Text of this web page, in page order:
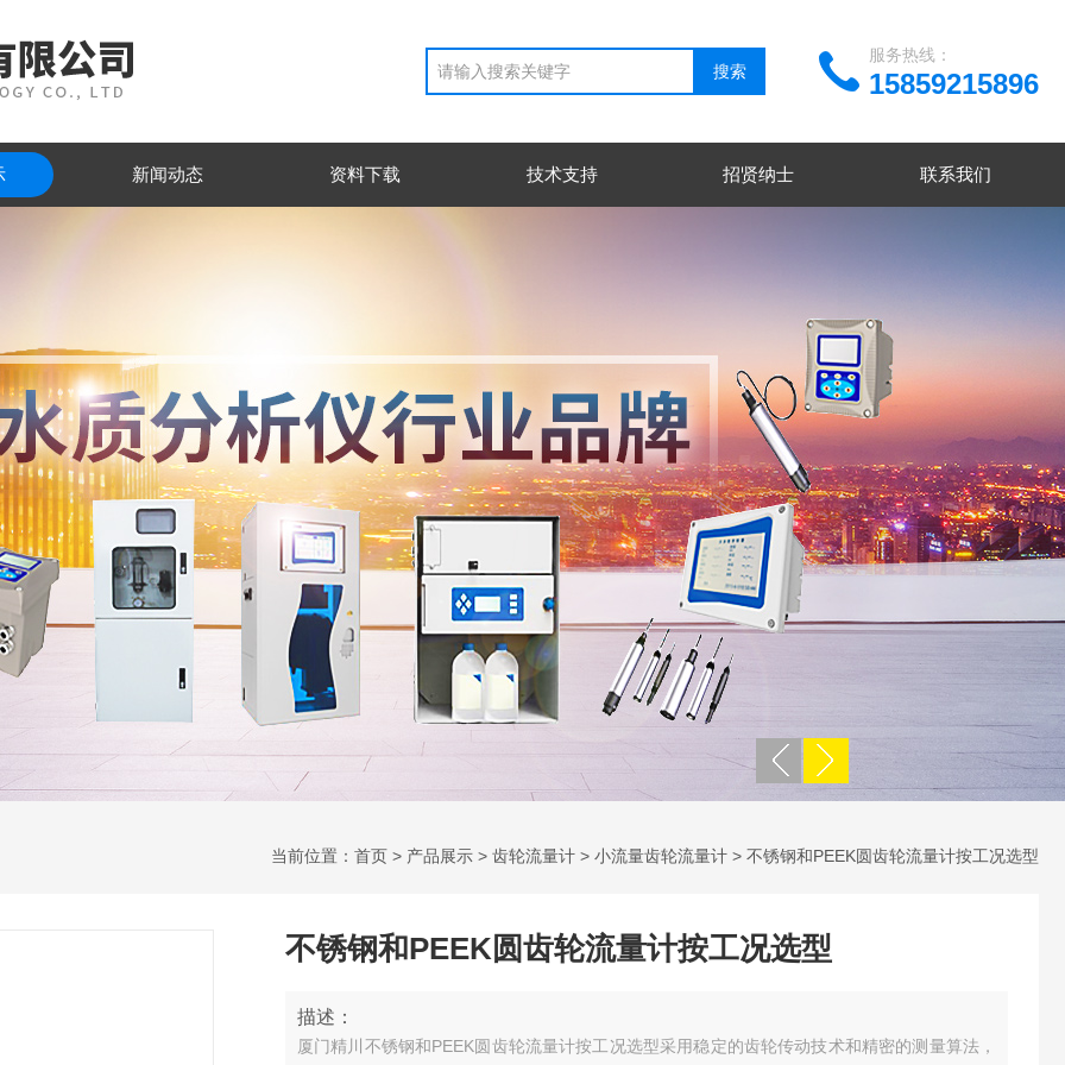
15859215896
服务热线：
新闻动态 资料下载 技术支持 招贤纳士 联系我们
当前位置： 首页 > 产品展示 > 齿轮流量计 > 小流量齿轮流量计 > 不锈钢和PEEK圆齿轮流量计按工况选型
不锈钢和PEEK圆齿轮流量计按工况选型
描述：
厦门精川不锈钢和PEEK圆齿轮流量计按工况选型采用稳定的齿轮传动技术和精密的测量算法，